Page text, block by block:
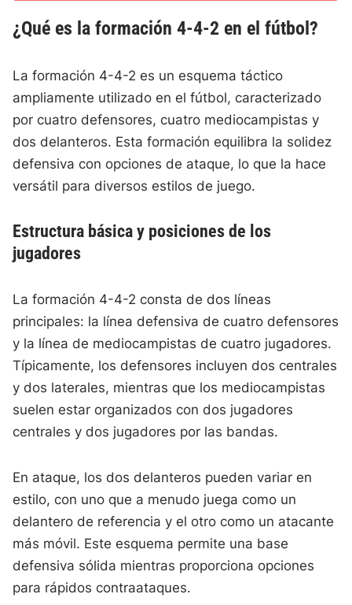
¿Qué es la formación 4-4-2 en el fútbol?
La formación 4-4-2 es un esquema táctico
ampliamente utilizado en el fútbol, caracterizado
por cuatro defensores, cuatro mediocampistas y
dos delanteros. Esta formación equilibra la solidez
defensiva con opciones de ataque, lo que la hace
versátil para diversos estilos de juego.
Estructura básica y posiciones de los
jugadores
La formación 4-4-2 consta de dos líneas
principales: la línea defensiva de cuatro defensores
y la línea de mediocampistas de cuatro jugadores.
Típicamente, los defensores incluyen dos centrales
y dos laterales, mientras que los mediocampistas
suelen estar organizados con dos jugadores
centrales y dos jugadores por las bandas.
En ataque, los dos delanteros pueden variar en
estilo, con uno que a menudo juega como un
delantero de referencia y el otro como un atacante
más móvil. Este esquema permite una base
defensiva sólida mientras proporciona opciones
para rápidos contraataques.